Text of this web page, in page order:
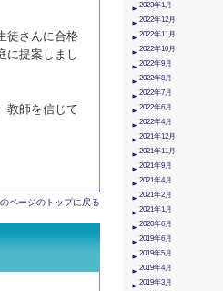
徒さんに合格
に提案しまし
教師を信じて
のページのトップに戻る
2023年1月
2022年12月
2022年11月
2022年10月
2022年9月
2022年8月
2022年7月
2022年6月
2022年4月
2021年12月
2021年11月
2021年9月
2021年4月
2021年2月
2021年1月
2020年6月
2019年6月
2019年5月
2019年4月
2019年3月